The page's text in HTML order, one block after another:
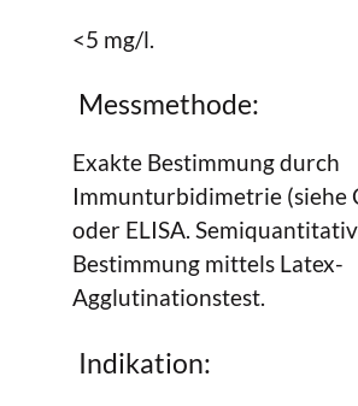
<5 mg/l.
Messmethode:
Exakte Bestimmung durch
Immunturbidimetrie (siehe
oder ELISA.
Bestimmung mittels Latex-
Agglutinationstest.
Indikation: